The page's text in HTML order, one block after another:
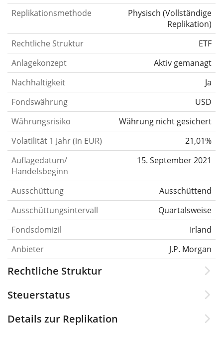
Replikationsmethode Physisch (Vollständige
Replikation)
Rechtliche Struktur
ETF
Anlagekonzept
Aktiv gemanagt
Nachhaltigkeit
Ja
Fondswährung
USD
Währungsrisiko
Währung nicht gesichert
Volatilität 1 Jahr (in EUR)
21,01%
Auflagedatum/
Handelsbeginn
15. September 2021
Ausschüttung
Ausschüttend
Ausschüttungsintervall
Quartalsweise
Fondsdomizil
Irland
Anbieter
J.P. Morgan
Rechtliche Struktur
Steuerstatus
Details zur Replikation